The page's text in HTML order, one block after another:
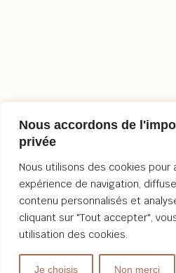
Nous accordons de
privée
Nous utilisons des cookies pour
expérience de navigation,
contenu personnalisés et
cliquant sur "Tout accepter",
utilisation des cookies.
Je choisis Non merci